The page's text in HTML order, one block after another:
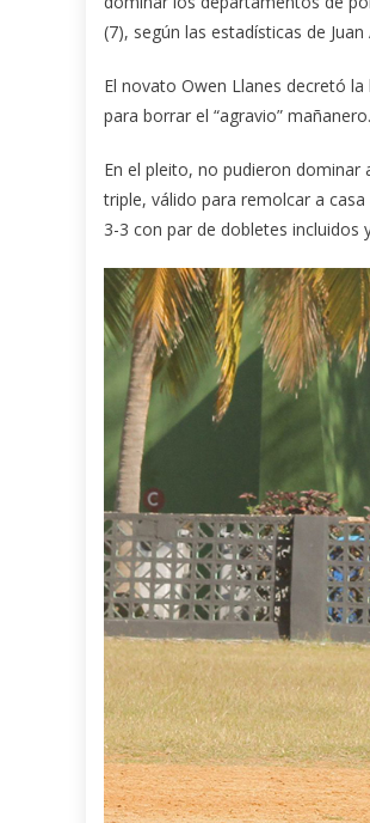
(7), según las estadísticas de
El novato Owen Llanes decretó
para borrar el “agravio” mañanero.
En el pleito, no pudieron dominar
triple, válido para remolcar a
3-3 con par de dobletes incluidos